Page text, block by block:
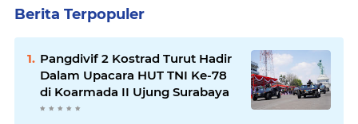
Berita Terpopuler
Pangdivif 2 Kostrad Turut Hadir
Dalam Upacara HUT TNI Ke-78
di Koarmada II Ujung Surabaya